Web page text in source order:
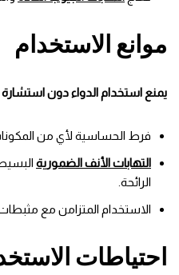
موانع الاستخدام
يمنع استخدام الدواء دون
فرط الحساسية لأي من
التهابات الأنف الضمورية
الرائحة.
الاستخدام المتزامن مع
احتياطات